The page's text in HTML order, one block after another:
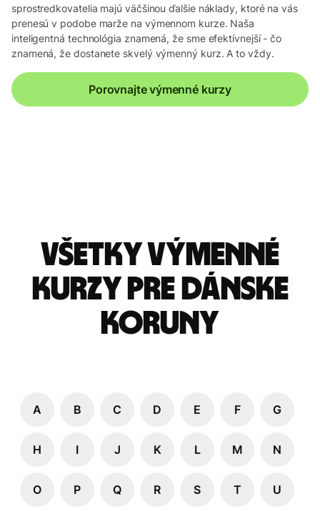
sprostredkovatelia majú väčšinou ďalšie náklady, ktoré na vás
prenesú v podobe marže na výmennom kurze. Naša
inteligentná technológia znamená, že sme efektívnejší - čo
znamená, že dostanete skvelý výmenný kurz. A to vždy.
Porovnajte výmenné kurzy
Všetky výmenné
kurzy pre dánske
koruny
A B C D E F G
H I J K L M N
O P Q R S T U